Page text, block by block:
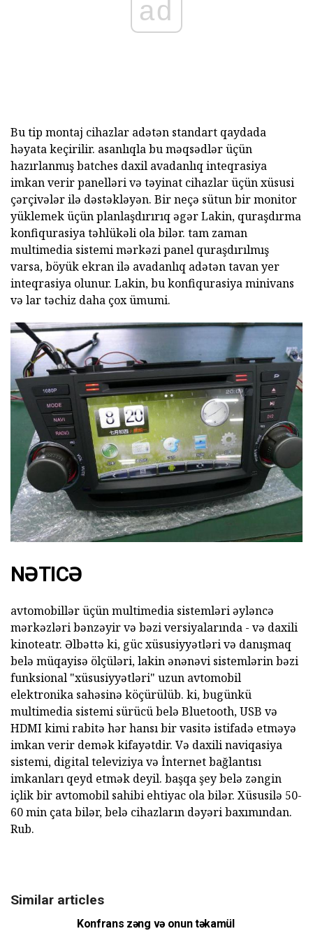
ad
Bu tip montaj cihazlar adətən standart qaydada
həyata keçirilir. asanlıqla bu məqsədlər üçün
hazırlanmış batches daxil avadanlıq inteqrasiya
imkan verir panelləri və təyinat cihazlar üçün xüsusi
çərçivələr ilə dəstəkləyən. Bir neçə sütun bir monitor
yüklemek üçün planlaşdırırıq əgər Lakin, quraşdırma
konfiqurasiya təhlükəli ola bilər. tam zaman
multimedia sistemi mərkəzi panel quraşdırılmış
varsa, böyük ekran ilə avadanlıq adətən tavan yer
inteqrasiya olunur. Lakin, bu konfiqurasiya minivans
və lar təchiz daha çox ümumi.
NƏTICƏ
avtomobillər üçün multimedia sistemləri əyləncə
mərkəzləri bənzəyir və bəzi versiyalarında - və daxili
kinoteatr. Əlbəttə ki, güc xüsusiyyətləri və danışmaq
belə müqayisə ölçüləri, lakin ənənəvi sistemlərin bəzi
funksional "xüsusiyyətləri" uzun avtomobil
elektronika sahəsinə köçürülüb. ki, bugünkü
multimedia sistemi sürücü belə Bluetooth, USB və
HDMI kimi rabitə hər hansı bir vasitə istifadə etməyə
imkan verir demək kifayətdir. Və daxili naviqasiya
sistemi, digital televiziya və İnternet bağlantısı
imkanları qeyd etmək deyil. başqa şey belə zəngin
içlik bir avtomobil sahibi ehtiyac ola bilər. Xüsusilə 50-
60 min çata bilər, belə cihazların dəyəri baxımından.
Rub.
Similar articles
Konfrans zəng və onun təkamül